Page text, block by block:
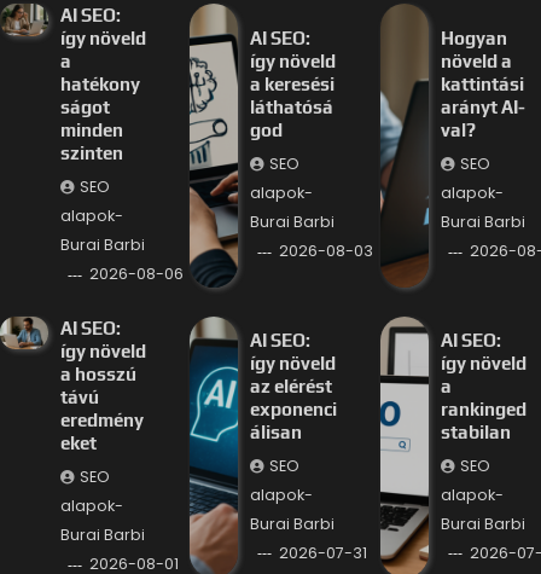
AI SEO:
így növeld
a
hatékony
ságot
minden
szinten
SEO
alapok-
Burai Barbi
2026-08-06
AI SEO:
így növeld
a keresési
láthatósá
god
SEO
alapok-
Burai Barbi
2026-08-03
Hogyan
növeld a
kattintási
arányt AI-
val?
SEO
alapok-
Burai Barbi
2026-
AI SEO:
így növeld
a hosszú
távú
eredmény
eket
SEO
alapok-
Burai Barbi
2026-08-01
AI SEO:
így növeld
az elérést
exponenci
álisan
SEO
alapok-
Burai Barbi
2026-07-31
AI SEO:
így növeld
a
rankinged
stabilan
SEO
alapok-
Burai Barbi
2026-